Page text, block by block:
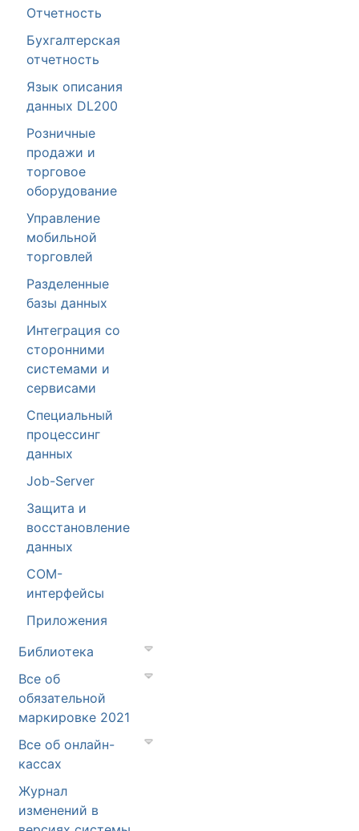
Отчетность
Бухгалтерская
отчетность
Язык описания
данных DL200
Розничные
продажи и
торговое
оборудование
Управление
мобильной
торговлей
Разделенные
базы данных
Интеграция со
сторонними
системами и
сервисами
Специальный
процессинг
данных
Job-Server
Защита и
восстановление
данных
COM-
интерфейсы
Приложения
Библиотека
Все об
обязательной
маркировке 2021
Все об онлайн-
кассах
Журнал
изменений в